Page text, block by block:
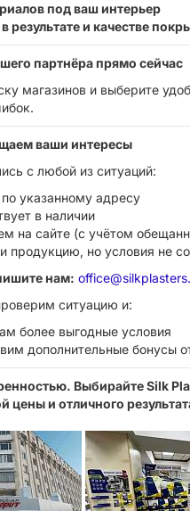
под ваш интерьер
результате и качестве
партнёра прямо сейчас
магазинов и выберите
ваши интересы
с любой из ситуаций:
указанному адресу
в наличии
на сайте (с учётом
продукцию, но условия не
нам:
ситуацию и:
более выгодные условия
дополнительные бонусы
Выбирайте Silk
цены и отличного